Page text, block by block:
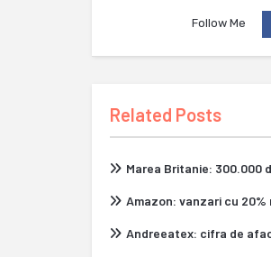
Follow Me
Related Posts
Marea Britanie: 300.000
Amazon: vanzari cu 20%
Andreeatex: cifra de